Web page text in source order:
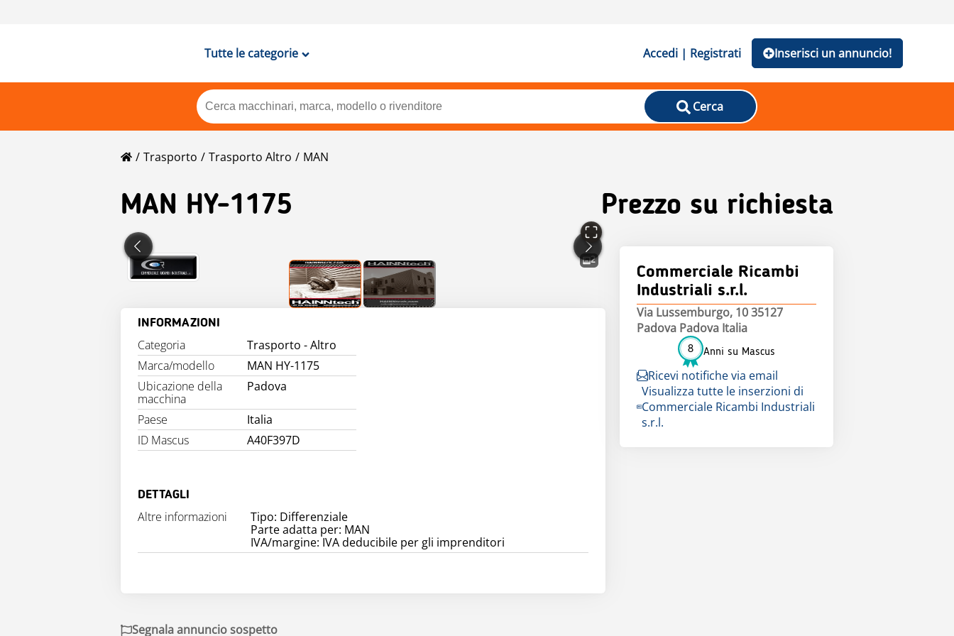
Tutte le categorie Accedi | Registrati Inserisci un annuncio!
Cerca
Trasporto Trasporto Altro MAN
MAN HY-1175 Prezzo su richiesta
2
INFORMAZIONI
Categoria
Trasporto - Altro
Marca/modello
MAN HY-1175
Ubicazione della
macchina
Padova
Paese
Italia
ID Mascus
A40F397D
DETTAGLI
Altre informazioni
Tipo: Differenziale
Parte adatta per: MAN
IVA/margine: IVA deducibile per gli imprenditori
Commerciale Ricambi
Industriali s.r.l.
Via Lussemburgo, 10 35127
Padova Padova Italia
8 Anni su Mascus
Ricevi notifiche via email
Visualizza tutte le inserzioni di
Commerciale Ricambi Industriali
s.r.l.
Segnala annuncio sospetto